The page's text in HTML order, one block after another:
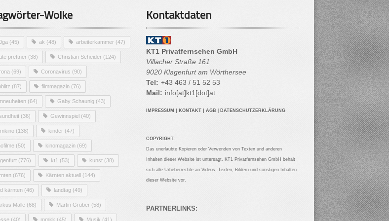
Wolke
(45) ak (48) arbeiterkammer (47)
prettner (38) Christian Scheider (124)
(69) Coronavirus (90)
(87) filmmagazin (76)
(64) Gaby Schaunig (43)
(36) Gewinnspiel (40)
(138) kinder (47)
(50) kinomagazin (69)
(776) kt1 (53) kunst (38)
(676) Kärnten aktuell (144)
kärnten (46) landtag (49)
Malle (68) Martin Gruber (58)
(40) mmkk (45) Musik (41)
Kontaktdaten
KT1 Privatfernsehen GmbH
Villacher Straße 161
9020 Klagenfurt am Wörthersee
Tel: +43 463 / 51 52 53
Mail: info[at]kt1[dot]at
IMPRESSUM KONTAKT AGB DATENSCHUTZERKLÄRUNG
COPYRIGHT:
Das unerlaubte Kopieren oder Verwenden von Texten und anderen
Inhalten dieser Website ist untersagt. KT1 Privatfernsehen GmbH behält
sich alle Urheberrechte an Videos, Texten, Bildern und sonstigen Inhalten
dieser Website vor.
PARTNERLINKS: